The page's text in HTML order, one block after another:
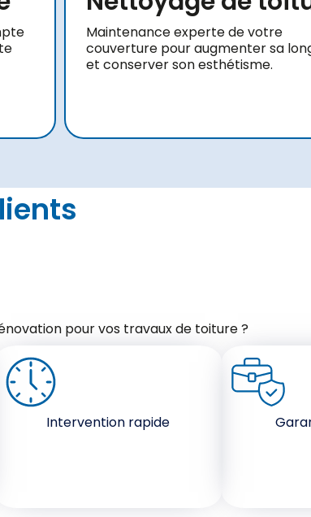
Maintenance experte de votre
couverture pour augmenter sa
et conserver son esthétisme.
pour vos travaux de toiture ?
Intervention rapide